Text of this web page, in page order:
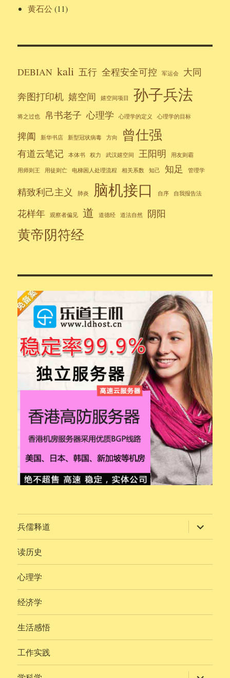
黄石公 (11)
DEBIAN kali 五行 全程安全可控 军运会
大同
奔图打印机 嬉空间 嬉空间项目 孙子兵法
将之过也 帛书老子 心理学 心理学的定义 心理学的目标
捭阖 新华书店 新型冠状病毒 方向 曾仕强
有道云笔记 本体书 权力 武汉嬉空间 王阳明 用友则霸
用师则王 用徒则亡 电梯困人处理流程 相关系数 知己 知足 管理学
精致利己主义 肺炎 脑机接口 自序 自我报告法
花样年 观察者偏见 道 道德经 道法自然 阴阳
黄帝阴符经
兵儒释道 展
开
子
读历史
心理学
经济学
生活感悟
工作实践
展